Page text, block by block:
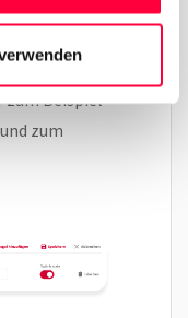
zum Beispiel
zum